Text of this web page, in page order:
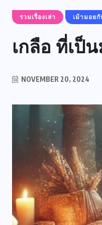
รวมเรื่องเล่า เม้ามอย
เกลือ ที่เป็
NOVEMBER 20, 2024